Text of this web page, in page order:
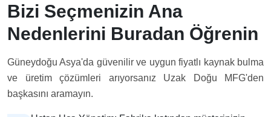
Bizi Seçmenizin Ana
Nedenlerini Buradan Öğrenin
Güneydoğu Asya'da güvenilir ve uygun fiyatlı kaynak bulma
ve üretim çözümleri arıyorsanız Uzak Doğu MFG'den
başkasını aramayın.